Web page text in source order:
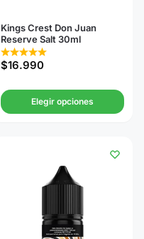
Kings Crest Don Juan
Reserve Salt 30ml
$16.990
Elegir opciones